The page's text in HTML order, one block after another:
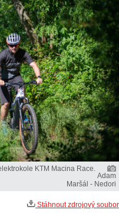
KTM Macina Race.
Adam
Maršál - Nedori
Stáhnout zdrojový soubor